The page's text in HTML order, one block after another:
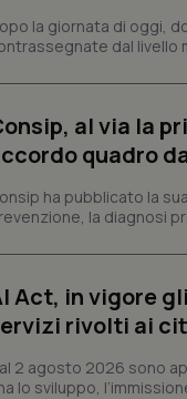
la giornata di oggi,
dal livello
al via la
quadro
ha pubblicato la
la diagnosi
Act, in vigore
rivolti ai
2 agosto 2026 sono
sviluppo,
tracking-sites-
tracking-sites-
session-id
_ga
PHPSESSID